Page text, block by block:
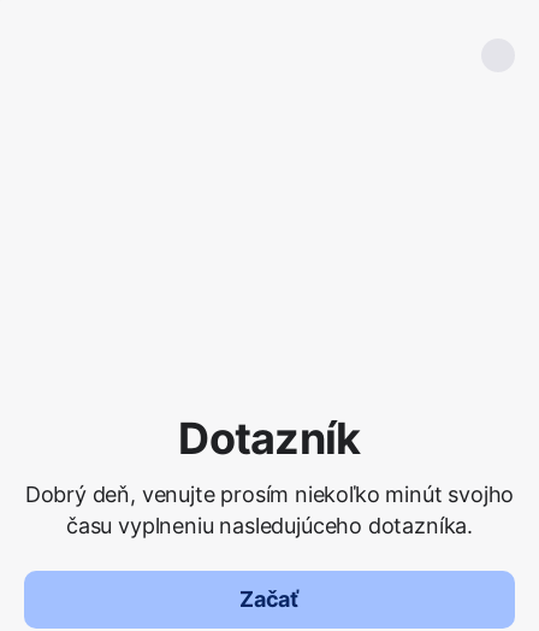
Dotazník
Dobrý deň, venujte prosím niekoľko minút svojho
času vyplneniu nasledujúceho dotazníka.
Začať